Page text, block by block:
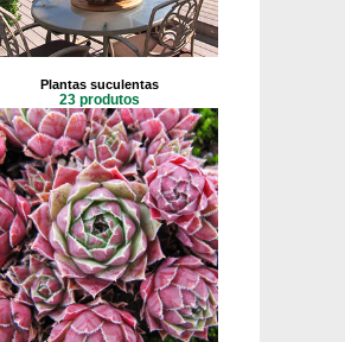
Plantas suculentas
23 produtos